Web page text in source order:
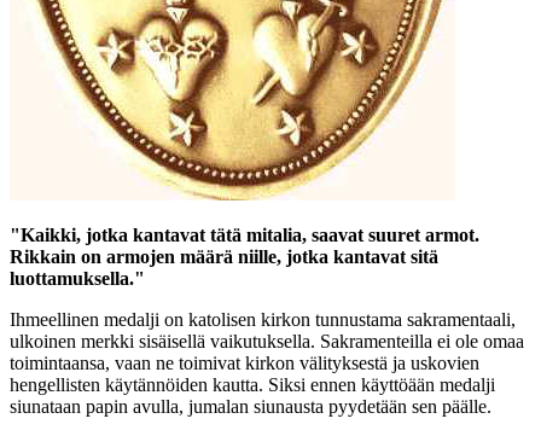
"Kaikki, jotka kantavat tätä mitalia, saavat suuret armot.
Rikkain on armojen määrä niille, jotka kantavat sitä
luottamuksella."
Ihmeellinen medalji on katolisen kirkon tunnustama sakramentaali,
ulkoinen merkki sisäisellä vaikutuksella. Sakramenteilla ei ole omaa
toimintaansa, vaan ne toimivat kirkon välityksestä ja uskovien
hengellisten käytännöiden kautta. Siksi ennen käyttöään medalji
siunataan papin avulla, jumalan siunausta pyydetään sen päälle.